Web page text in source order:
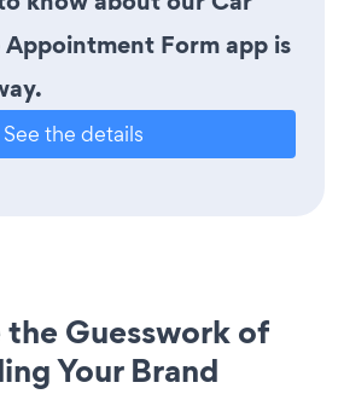
Form app is
See the details
the Guesswork of
Your Brand